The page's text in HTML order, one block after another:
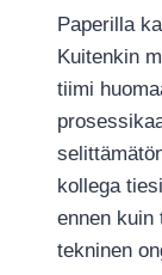
Paperilla
Kuitenkin
tiimi
kollega
ennen kuin
tekninen